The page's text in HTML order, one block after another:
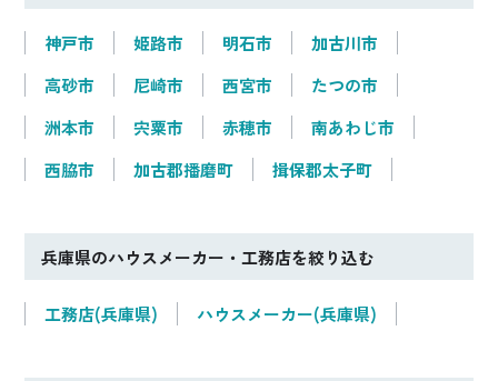
神戸市 姫路市 明石市
加古川市
高砂市
尼崎市 西宮市
たつの市
洲本市
宍粟市 赤穂市
南あわじ市
西脇市
加古郡播磨町 揖保郡太子町
兵庫県のハウスメーカー・工務店を絞り込む
工務店(兵庫県) ハウスメーカー(兵庫県)